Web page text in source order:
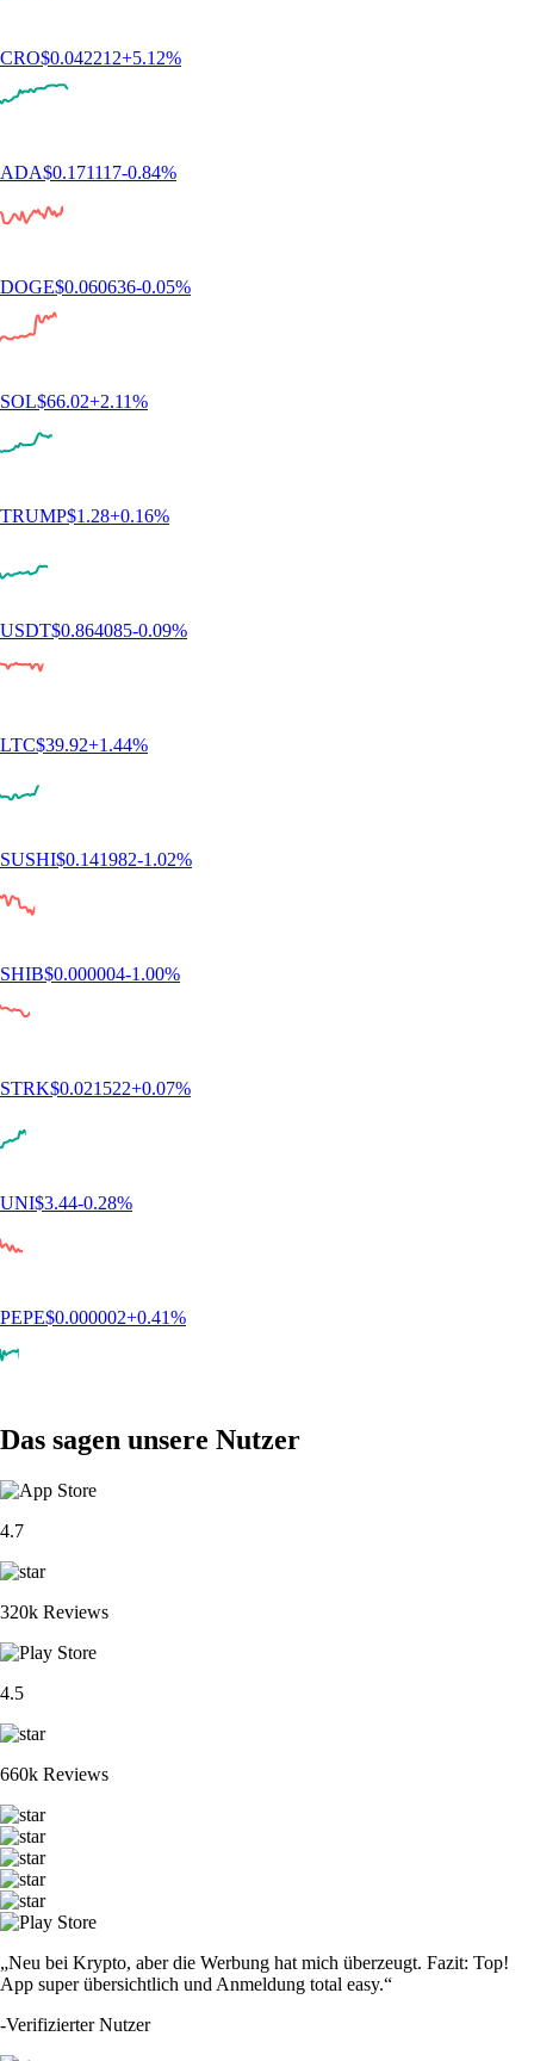
CRO$0.042212+5.12%
ADA$0.171117-0.84%
DOGE$0.060636-0.05%
SOL$66.02+2.11%
TRUMP$1.28+0.16%
USDT$0.864085-0.09%
LTC$39.92+1.44%
SUSHI$0.141982-1.02%
SHIB$0.000004-1.00%
STRK$0.021522+0.07%
UNI$3.44-0.28%
PEPE$0.000002+0.41%
Das sagen unsere Nutzer
4.7
320k Reviews
4.5
660k Reviews
„Neu bei Krypto, aber die Werbung hat mich überzeugt. Fazit: Top!
App super übersichtlich und Anmeldung total easy.“
-Verifizierter Nutzer